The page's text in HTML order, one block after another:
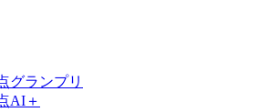
グランプリ
AI＋